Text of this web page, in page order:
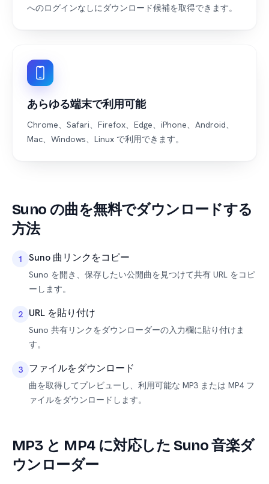
へのログインなしにダウンロード候補を取得できます。
あらゆる端末で利用可能
Chrome、Safari、Firefox、Edge、iPhone、Android、
Mac、Windows、Linux で利用できます。
Suno の曲を無料でダウンロードする
方法
1 Suno 曲リンクをコピー
Suno を開き、保存したい公開曲を見つけて共有 URL をコピ
ーします。
2 URL を貼り付け
Suno 共有リンクをダウンローダーの入力欄に貼り付けま
す。
3 ファイルをダウンロード
曲を取得してプレビューし、利用可能な MP3 または MP4 フ
ァイルをダウンロードします。
MP3 と MP4 に対応した Suno 音楽ダ
ウンローダー